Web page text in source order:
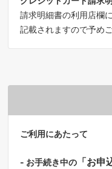
請求明細書の利用店欄
記載されますので予め
ご利用にあたって
- お手続き中の 「お申